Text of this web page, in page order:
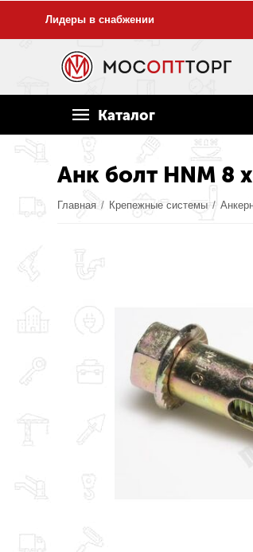
Лидеры в снабжении
Каталог
Анк болт HNM 8
Главная / Крепежные системы /